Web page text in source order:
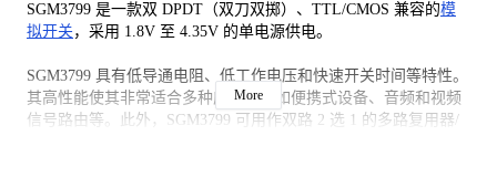
SGM3799 是一款双 DPDT（双刀双掷）、TTL/CMOS 兼容的模
拟开关 ，采用 1.8V 至 4.35V 的单电源供电。
SGM3799 具有低导通电阻、低工作电压和快速开关时间等特性。
其高性能使其非常适合多种应用，例如便携式设备、音频和视频
信号路由等。此外，SGM3799 可用作双路 2 选 1 的多路复用器/
More